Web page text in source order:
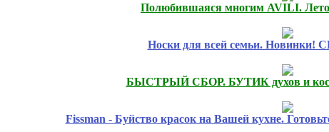
Полюбившаяся многим AVILI.
Носки для всей семьи. Новинки!
БЫСТРЫЙ СБОР. БУТИК духов и
Fissmаn - Буйство красок на Вашей кухне.